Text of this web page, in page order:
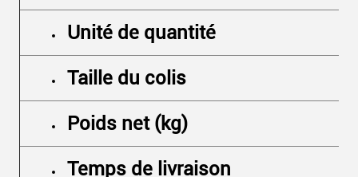
Unité de quantité
Taille du colis
Poids net (kg)
Temps de livraison